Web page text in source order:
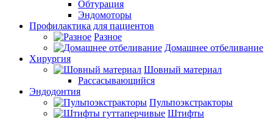
Обтурация
Эндомоторы
Профилактика для пациентов
Разное
Домашнее отбеливание
Хирургия
Шовный материал
Рассасывающийся
Эндодонтия
Пульпоэкстракторы
Штифты